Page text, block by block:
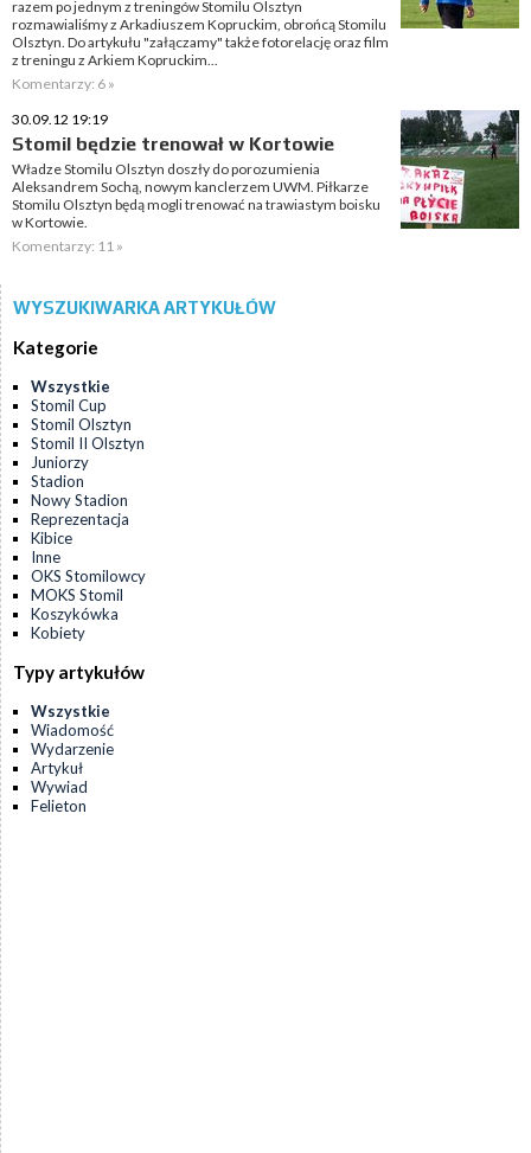
razem po jednym z treningów Stomilu Olsztyn
rozmawialiśmy z Arkadiuszem Kopruckim, obrońcą Stomilu
Olsztyn. Do artykułu "załączamy" także fotorelację oraz film
z treningu z Arkiem Kopruckim...
Komentarzy: 6 »
30.09.12 19:19
Stomil będzie trenował w Kortowie
Władze Stomilu Olsztyn doszły do porozumienia
Aleksandrem Sochą, nowym kanclerzem UWM. Piłkarze
Stomilu Olsztyn będą mogli trenować na trawiastym boisku
w Kortowie.
Komentarzy: 11 »
WYSZUKIWARKA ARTYKUŁÓW
Kategorie
Wszystkie
Stomil Cup
Stomil Olsztyn
Stomil II Olsztyn
Juniorzy
Stadion
Nowy Stadion
Reprezentacja
Kibice
Inne
OKS Stomilowcy
MOKS Stomil
Koszykówka
Kobiety
Typy artykułów
Wszystkie
Wiadomość
Wydarzenie
Artykuł
Wywiad
Felieton